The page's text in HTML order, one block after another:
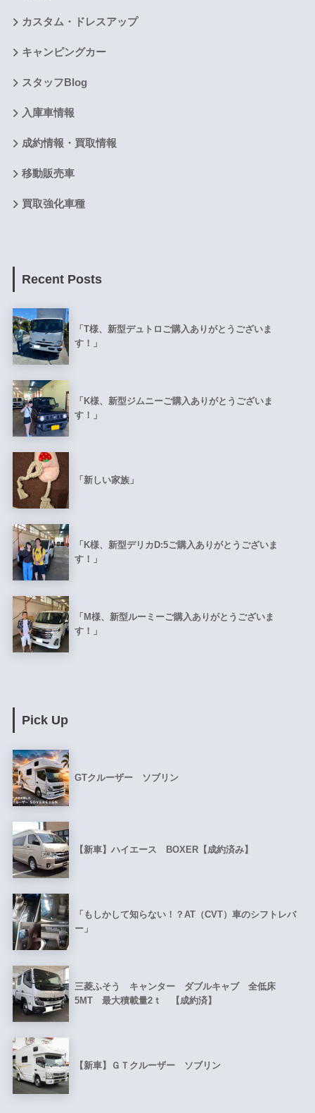
カスタム・ドレスアップ
キャンピングカー
スタッフBlog
入庫車情報
成約情報・買取情報
移動販売車
買取強化車種
Recent Posts
「T様、新型デュトロご購入ありがとうございま
す！」
「K様、新型ジムニーご購入ありがとうございま
す！」
「新しい家族」
「K様、新型デリカD:5ご購入ありがとうございま
す！」
「M様、新型ルーミーご購入ありがとうございま
す！」
Pick Up
GTクルーザー ソブリン
【新車】ハイエース BOXER【成約済み】
「もしかして知らない！？AT（CVT）車のシフトレバ
ー」
三菱ふそう キャンター ダブルキャブ 全低床
5MT 最大積載量2ｔ 【成約済】
【新車】ＧＴクルーザー ソブリン